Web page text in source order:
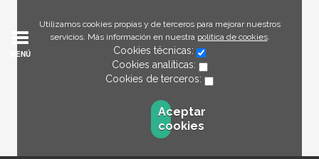
Utilizamos cookies propias y de terceros para mejorar nuestros
servicios. Más información en nuestra política de cookies.
Cookies técnicas:
Cookies analíticas:
Cookies de terceros:
Aceptar
cookies
MENÚ